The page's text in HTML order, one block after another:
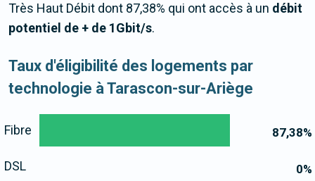
Très Haut Débit dont 87,38% qui ont accès à un débit
potentiel de + de 1Gbit/s.
Taux d'éligibilité des logements par
technologie à Tarascon-sur-Ariège
87,38%
0%
Fibre
DSL